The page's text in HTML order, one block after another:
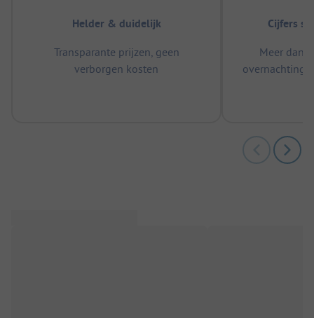
Helder & duidelijk
Transparante prijzen, geen
verborgen kosten
Cijfers
Meer dan